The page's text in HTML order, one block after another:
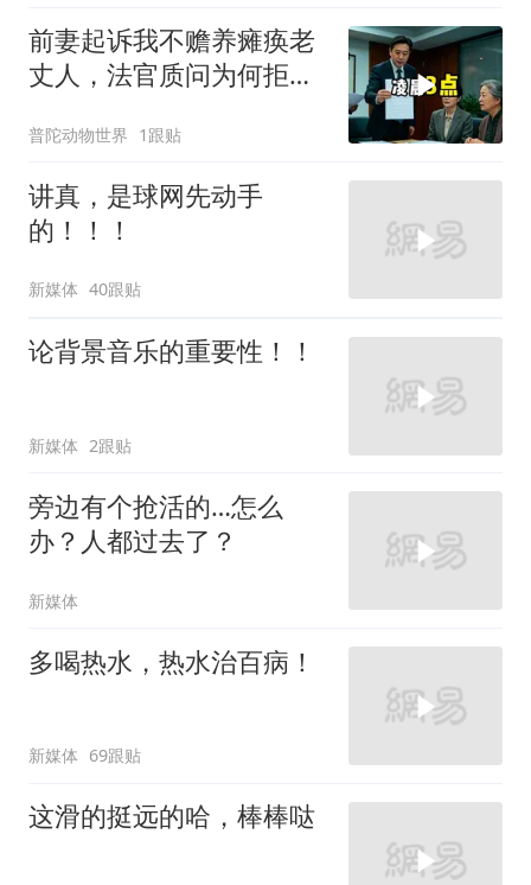
前妻起诉我不赡养瘫痪老
丈人，法官质问为何拒不
普陀动物世界 1跟贴
讲真，是球网先动手
的！！！
新媒体 40跟贴
论背景音乐的重要性！！
新媒体 2跟贴
旁边有个抢活的…怎么
办？人都过去了？
新媒体
多喝热水，热水治百病！
新媒体 69跟贴
这滑的挺远的哈，棒棒哒